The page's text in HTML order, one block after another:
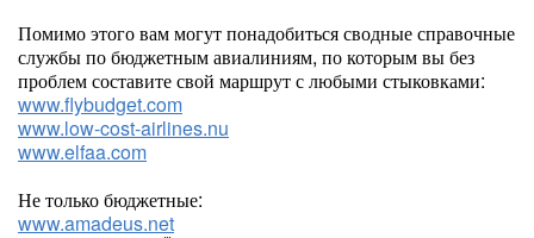
Помимо этого вам могут понадобиться сводные справочные
службы по бюджетным авиалиниям, по которым вы без
проблем составите свой маршрут с любыми стыковками:
www.flybudget.com
www.low-cost-airlines.nu
www.elfaa.com
Не только бюджетные:
www.amadeus.net